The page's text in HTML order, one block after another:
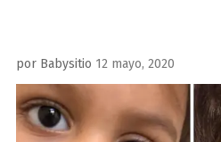
por Babysitio Publicado
el
12 mayo, 2020